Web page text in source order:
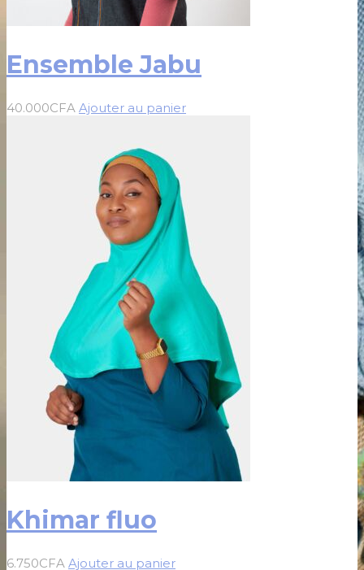
Ensemble Jabu
40.000CFA Ajouter au panier
Khimar fluo
6.750CFA Ajouter au panier